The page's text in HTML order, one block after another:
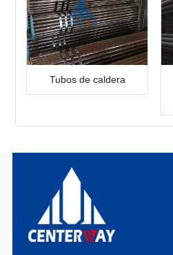
Tubos de caldera